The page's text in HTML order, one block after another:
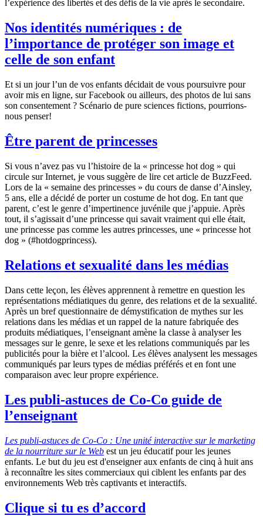
l’expérience des libertés et des défis de la vie après le secondaire.
Nos identités numériques : de
l’importance de protéger son image et
celle de son enfant
Et si un jour l’un de vos enfants décidait de vous poursuivre pour
avoir mis en ligne, sur Facebook ou ailleurs, des photos de lui sans
son consentement ? Scénario de pure sciences fictions, pourrions-
nous penser!
Être parent de princesses
Si vous n’avez pas vu l’histoire de la « princesse hot dog » qui
circule sur Internet, je vous suggère de lire cet article de BuzzFeed.
Lors de la « semaine des princesses » du cours de danse d’Ainsley,
5 ans, elle a décidé de porter un costume de hot dog. En tant que
parent, c’est le genre d’impertinence juvénile que j’appuie. Après
tout, il s’agissait d’une princesse qui savait vraiment qui elle était,
une princesse pas comme les autres princesses, une « princesse hot
dog » (#hotdogprincess).
Relations et sexualité dans les médias
Dans cette leçon, les élèves apprennent à remettre en question les
représentations médiatiques du genre, des relations et de la sexualité.
Après un bref questionnaire de démystification de mythes sur les
relations dans les médias et un rappel de la nature fabriquée des
produits médiatiques, l’enseignant amène la classe à analyser les
messages sur le genre, le sexe et les relations communiqués par les
publicités pour la bière et l’alcool. Les élèves analysent les messages
communiqués par leurs types de médias préférés et en font une
comparaison avec leur propre expérience.
Les publi-astuces de Co-Co guide de
l’enseignant
Les publi-astuces de Co-Co : Une unité interactive sur le marketing
de la nourriture sur le Web est un jeu éducatif pour les jeunes
enfants. Le but du jeu est d'enseigner aux enfants de cinq à huit ans
à reconnaître les sites commerciaux qui ciblent les enfants par des
environnements Web très captivants et interactifs.
Clique si tu es d’accord